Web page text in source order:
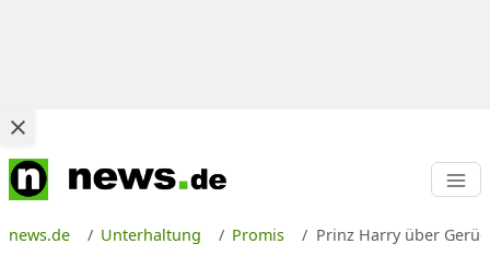
news.de Unterhaltung Promis Prinz Harry über